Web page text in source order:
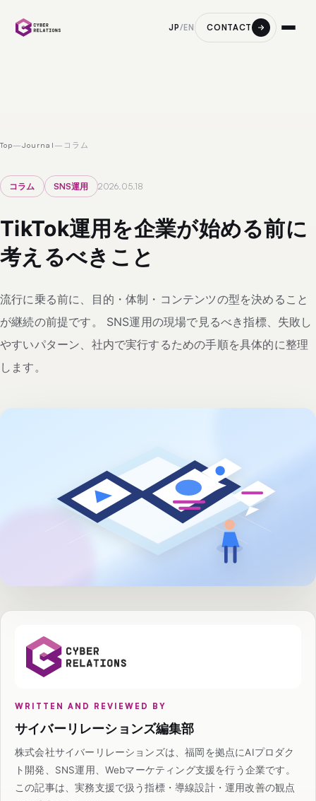
JP/EN CONTACT
Top—Journal — コラム
コラム SNS運用 2026.05.18
TikTok運用を企業が始める前に
考えるべきこと
流行に乗る前に、目的・体制・コンテンツの型を決めること
が継続の前提です。 SNS運用の現場で見るべき指標、失敗し
やすいパターン、社内で実行するための手順を具体的に整理
します。
WRITTEN AND REVIEWED BY
サイバーリレーションズ編集部
株式会社サイバーリレーションズは、福岡を拠点にAIプロダク
ト開発、SNS運用、Webマーケティング支援を行う企業です。
この記事は、実務支援で扱う指標・導線設計・運用改善の観点